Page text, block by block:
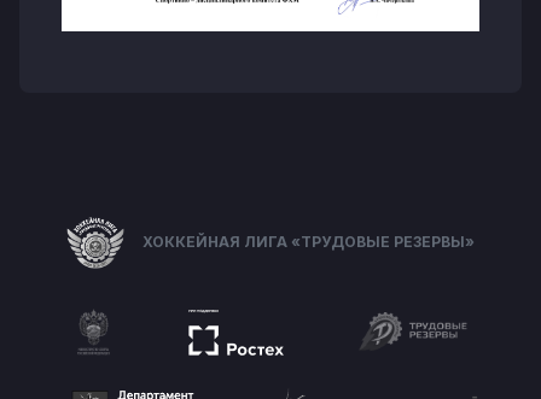
ХОККЕЙНАЯ ЛИГА «ТРУДОВЫЕ РЕЗЕРВЫ»